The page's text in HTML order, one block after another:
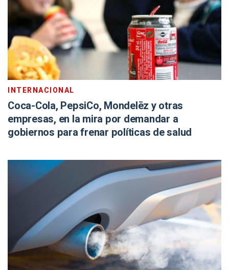
INTERNACIONAL
Coca-Cola, PepsiCo, Mondelēz y otras
empresas, en la mira por demandar a
gobiernos para frenar políticas de salud